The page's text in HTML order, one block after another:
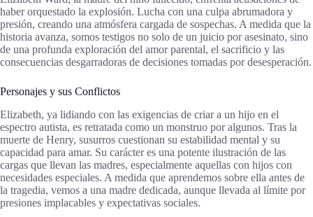
haber orquestado la explosión. Lucha con una culpa abrumadora y
presión, creando una atmósfera cargada de sospechas. A medida que la
historia avanza, somos testigos no solo de un juicio por asesinato, sino
de una profunda exploración del amor parental, el sacrificio y las
consecuencias desgarradoras de decisiones tomadas por desesperación.
Personajes y sus Conflictos
Elizabeth, ya lidiando con las exigencias de criar a un hijo en el
espectro autista, es retratada como un monstruo por algunos. Tras la
muerte de Henry, susurros cuestionan su estabilidad mental y su
capacidad para amar. Su carácter es una potente ilustración de las
cargas que llevan las madres, especialmente aquellas con hijos con
necesidades especiales. A medida que aprendemos sobre ella antes de
la tragedia, vemos a una madre dedicada, aunque llevada al límite por
presiones implacables y expectativas sociales.